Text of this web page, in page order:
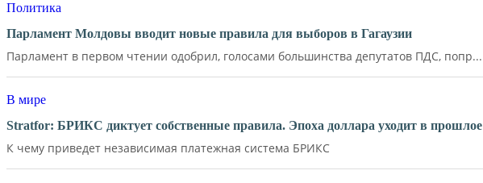
Политика
Парламент Молдовы вводит новые правила для выборов в Гагаузии
Парламент в первом чтении одобрил, голосами большинства депутатов ПДС, попр...
В мире
Stratfor: БРИКС диктует собственные правила. Эпоха доллара уходит в прошлое
К чему приведет независимая платежная система БРИКС